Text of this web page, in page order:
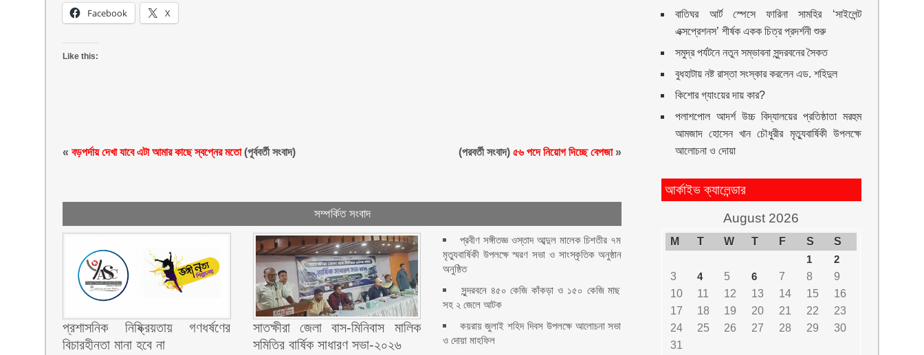
Facebook X
Like this:
«বড়পর্দায় দেখা যাবে এটা আমার কাছে স্বপ্নের মতো(পূর্ববর্তী সংবাদ) (পরবর্তী সংবাদ)৫৬ পদে নিয়োগ দিচ্ছে বেপজা»
সম্পর্কিত সংবাদ
প্রশাসনিক নিষ্ক্রিয়তায় গণধর্ষণের
বিচারহীনতা মানা হবে না
সাতক্ষীরা জেলা বাস-মিনিবাস মালিক
সমিতির বার্ষিক সাধারণ সভা-২০২৬
প্রবীণ সঙ্গীতজ্ঞ ওস্তাদ আব্দুল মালেক চিশতীর ৭ম
মৃত্যুবার্ষিকী উপলক্ষে স্মরণ সভা ও সাংস্কৃতিক অনুষ্ঠান
অনুষ্ঠিত
সুন্দরবনে ৪৫০ কেজি কাঁকড়া ও ১৫০ কেজি মাছ
সহ ২ জেলে আটক
কয়রায় জুলাই শহিদ দিবস উপলক্ষে আলোচনা সভা
ও দোয়া মাহফিল
বাতিঘর আর্ট স্পেসে ফারিনা সামহির ‘সাইলেন্ট
এক্সপ্রেশনস’ শীর্ষক একক চিত্র প্রদর্শনী শুরু
সমুদ্র পর্যটনে নতুন সম্ভাবনা সুন্দরবনের সৈকত
বুধহাটায় নষ্ট রাস্তা সংস্কার করলেন এড. শহিদুল
কিশোর গ্যাংয়ের দায় কার?
পলাশপোল আদর্শ উচ্চ বিদ্যালয়ের প্রতিষ্ঠাতা মরহুম
আমজাদ হোসেন খান চৌধুরীর মৃত্যুবার্ষিকী উপলক্ষে
আলোচনা ও দোয়া
আর্কাইভ ক্যালেন্ডার
August 2026
M T W T F S
S
1
2
3
4 5 6 7 8
9
10
11 12 13 14 15
16
17
18 19 20 21 22
23
24
25 26 27 28 29
30
31